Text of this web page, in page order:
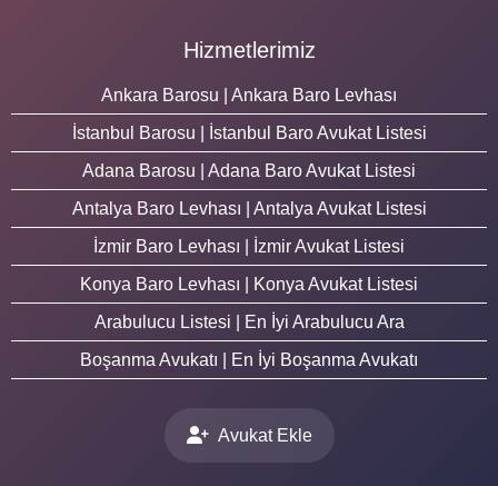
Hizmetlerimiz
Ankara Barosu | Ankara Baro Levhası
İstanbul Barosu | İstanbul Baro Avukat Listesi
Adana Barosu | Adana Baro Avukat Listesi
Antalya Baro Levhası | Antalya Avukat Listesi
İzmir Baro Levhası | İzmir Avukat Listesi
Konya Baro Levhası | Konya Avukat Listesi
Arabulucu Listesi | En İyi Arabulucu Ara
Boşanma Avukatı | En İyi Boşanma Avukatı
Avukat Ekle